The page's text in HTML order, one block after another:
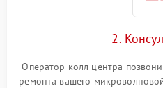
2.
Оператор колл центра
ремонта вашего